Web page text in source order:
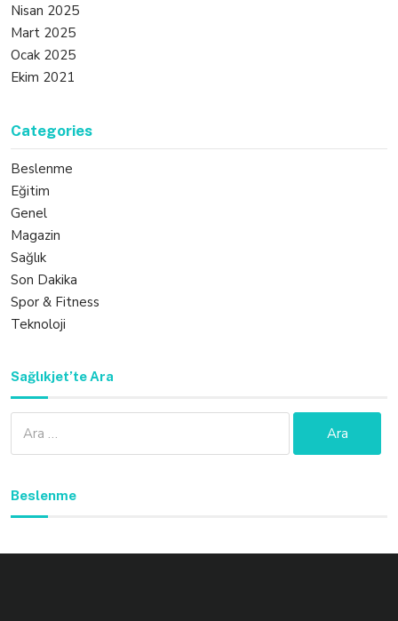
Nisan 2025
Mart 2025
Ocak 2025
Ekim 2021
Categories
Beslenme
Eğitim
Genel
Magazin
Sağlık
Son Dakika
Spor & Fitness
Teknoloji
Sağlıkjet’te Ara
Beslenme